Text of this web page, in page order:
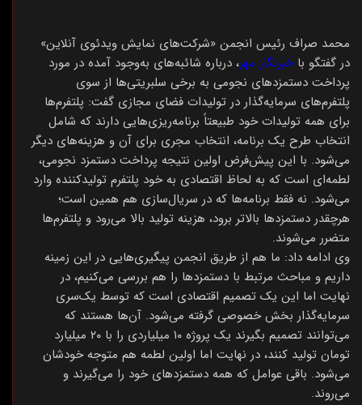
محمد صراف رئیس انجمن «شرکت‌های نمایش ویدئوی آنلاین»
در گفتگو با خبرنگار مهر، درباره شائبه‌های به‌وجود آمده در مورد
پرداخت دستمزدهای نجومی به برخی سلبریتی‌ها از سوی
پلتفرم‌های سرمایه‌گذار در تولیدات فضای مجازی گفت: پلتفرم‌ها
برای همه تولیدات خود طبیعتاً برنامه‌ریزی‌هایی دارند که شامل
انتخاب طرح یک برنامه، انتخاب مجری برای آن و هزینه‌های دیگر
می‌شود. با این پیش‌فرض اولین نتیجه پرداخت دستمزد نجومی،
لطمه‌ای است که به لحاظ اقتصادی به خود پلتفرم تولیدکننده وارد
می‌شود. نه فقط برنامه‌ها که در سریال‌سازی هم همین است؛
هرچقدر دستمزدها بالاتر برود، هزینه تولید بالا می‌رود و پلتفرم‌ها
متضرر می‌شوند.
وی ادامه داد: ما هم از طریق انجمن پیگیری‌هایی در این زمینه
داریم و مباحث مرتبط با دستمزدها را هم بررسی می‌کنیم، در
نهایت اما این یک تصمیم اقتصادی است که توسط یک‌سری
سرمایه‌گذار بخش خصوصی گرفته می‌شود. آن‌ها هستند که
می‌توانند تصمیم بگیرند یک پروژه ۱۰ میلیاردی را با ۲۰ میلیارد
تومان تولید کنند، در نهایت اما اولین لطمه هم متوجه خودشان
می‌شود. باقی عوامل که همه دستمزدهای خود را می‌گیرند و
می‌روند.